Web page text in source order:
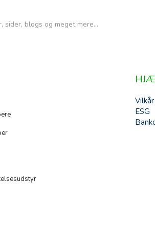
Vilkår
ESG